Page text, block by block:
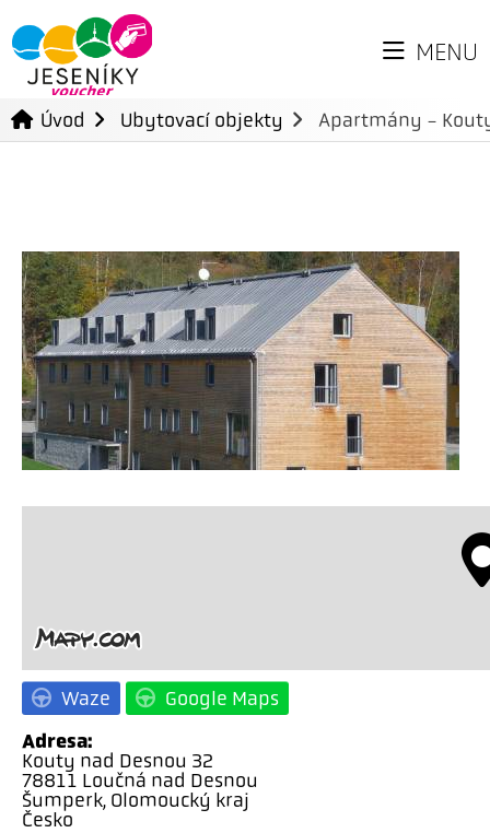
MENU
Úvod Ubytovací objekty Apartmány -
Waze Google Maps
Adresa:
Kouty nad Desnou 32
78811 Loučná nad Desnou
Šumperk, Olomoucký kraj
Česko